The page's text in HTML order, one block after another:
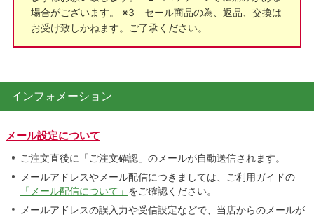
場合がございます。 ※3 セール商品の為、返品、交換は
お受け致しかねます。ご了承ください。
インフォメーション
メール設定について
ご注文直後に「ご注文確認」のメールが自動送信されます。
メールアドレスやメール配信につきましては、ご利用ガイドの
「メール配信について」 をご確認ください。
メールアドレスの誤入力や受信設定などで、当店からのメールが